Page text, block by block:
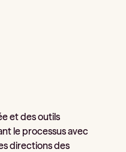
et des outils
le processus avec
directions des